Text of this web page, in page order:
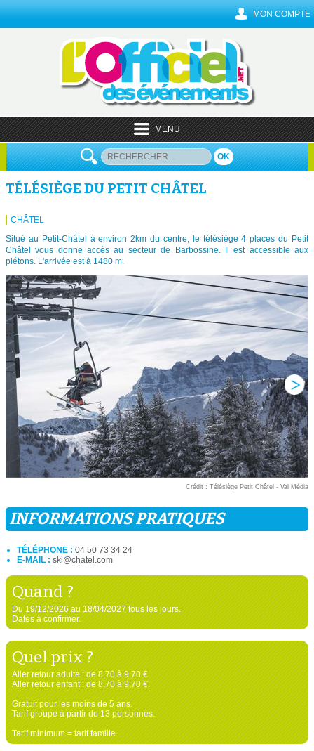
MON COMPTE
MENU
OK
TÉLÉSIÈGE DU PETIT CHÂTEL
CHÂTEL
Situé au Petit-Châtel à environ 2km du centre, le télésiège 4 places du Petit
Châtel vous donne accès au secteur de Barbossine. Il est accessible aux
piétons. L'arrivée est à 1480 m.
Crédit : Télésiège Petit Châtel - Val Média
INFORMATIONS PRATIQUES
TÉLÉPHONE : 04 50 73 34 24
E-MAIL : ski@chatel.com
Quand ?
Du 19/12/2026 au 18/04/2027 tous les jours.
Dates à confirmer.
Quel prix ?
Aller retour adulte : de 8,70 à 9,70 €
Aller retour enfant : de 8,70 à 9,70 €.
Gratuit pour les moins de 5 ans.
Tarif groupe à partir de 13 personnes.
Tarif minimum = tarif famille.